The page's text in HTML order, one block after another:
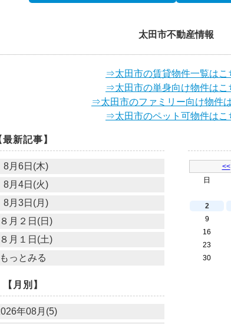
太田市不動産情報
⇒太田市の賃貸物件一覧はこ
⇒太田市の単身向け物件はこ
⇒太田市のファミリー向け物件
⇒太田市のペット可物件はこ
最新記事】
8月6日(木)
8月4日(火)
8月3日(月)
８月２日(日)
８月１日(土)
もっとみる
<<
日
2
9
16
23
30
【月別】
年08月(5)